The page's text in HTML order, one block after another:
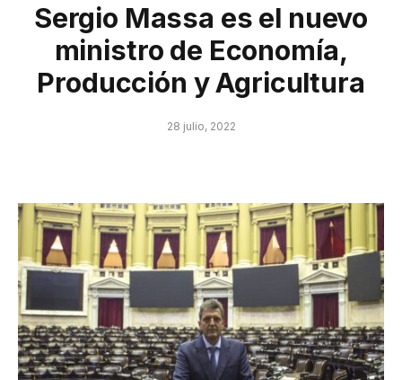
Sergio Massa es el nuevo
ministro de Economía,
Producción y Agricultura
28 julio, 2022